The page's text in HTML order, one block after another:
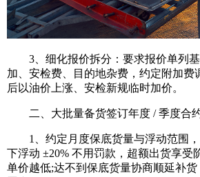
3、细化报价拆分：要求报价单列基
加、安检费、目的地杂费，约定附加费
后以油价上涨、安检新规临时加价。
二、大批量备货签订年度 / 季度合约
1、约定月度保底货量与浮动范围，
下浮动 ±20% 不用罚款，超额出货享受
单价越低;达不到保底货量协商顺延补